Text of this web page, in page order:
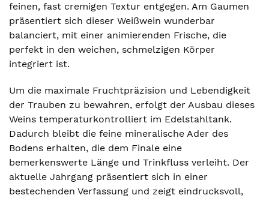
feinen, fast cremigen Textur entgegen. Am Gaumen
präsentiert sich dieser Weißwein wunderbar
balanciert, mit einer animierenden Frische, die
perfekt in den weichen, schmelzigen Körper
integriert ist.
Um die maximale Fruchtpräzision und Lebendigkeit
der Trauben zu bewahren, erfolgt der Ausbau dieses
Weins temperaturkontrolliert im Edelstahltank.
Dadurch bleibt die feine mineralische Ader des
Bodens erhalten, die dem Finale eine
bemerkenswerte Länge und Trinkfluss verleiht. Der
aktuelle Jahrgang präsentiert sich in einer
bestechenden Verfassung und zeigt eindrucksvoll,